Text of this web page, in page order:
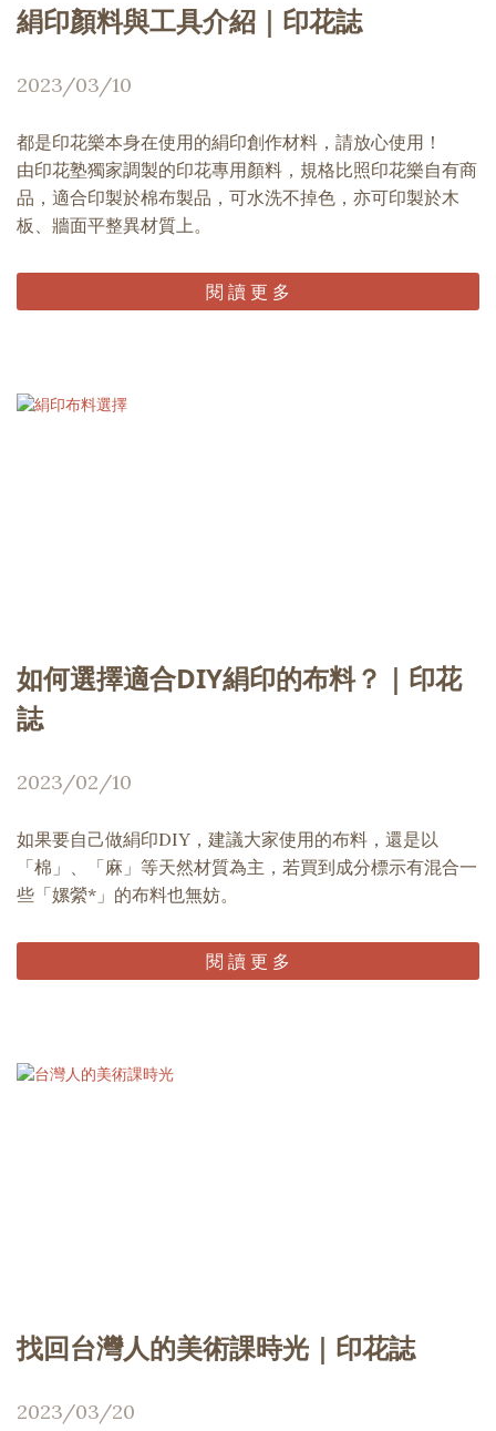
絹印顏料與工具介紹｜印花誌
2023/03/10
都是印花樂本身在使用的絹印創作材料，請放心使用！
由印花塾獨家調製的印花專用顏料，規格比照印花樂自有商
品，適合印製於棉布製品，可水洗不掉色，亦可印製於木
板、牆面平整異材質上。
閱 讀 更 多
如何選擇適合DIY絹印的布料？｜印花
誌
2023/02/10
如果要自己做絹印DIY，建議大家使用的布料，還是以
「棉」、「麻」等天然材質為主，若買到成分標示有混合一
些「嫘縈*」的布料也無妨。
閱 讀 更 多
找回台灣人的美術課時光｜印花誌
2023/03/20